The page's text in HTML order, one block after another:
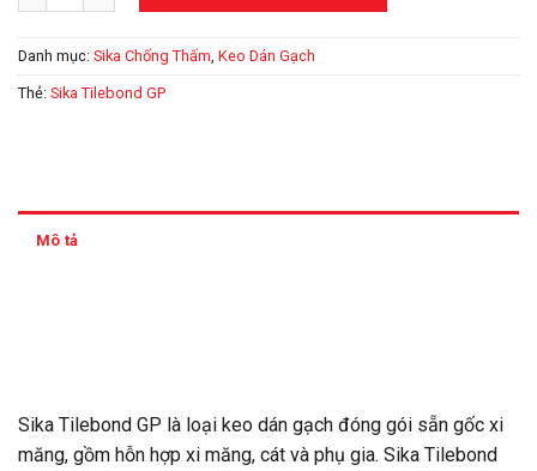
Danh mục: Sika Chống Thấm Keo Dán Gạch
Thẻ: Sika Tilebond GP
Mô tả
Sika Tilebond GP là loại keo dán gạch đóng gói sẵn gốc xi
măng, gồm hỗn hợp xi măng, cát và phụ gia. Sika Tilebond